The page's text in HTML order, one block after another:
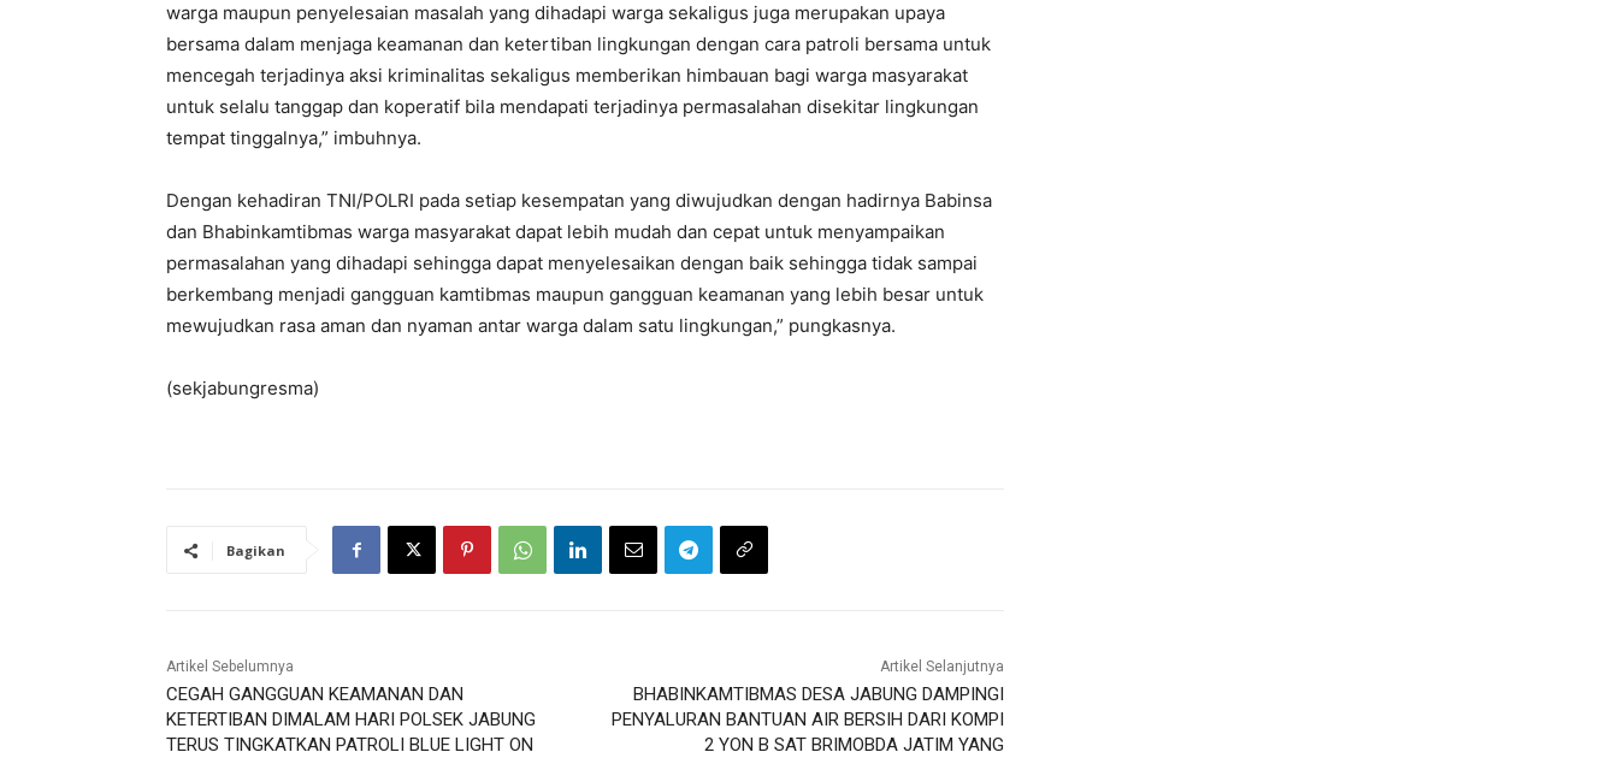
warga maupun penyelesaian masalah yang dihadapi warga sekaligus juga merupakan upaya
bersama dalam menjaga keamanan dan ketertiban lingkungan dengan cara patroli bersama untuk
mencegah terjadinya aksi kriminalitas sekaligus memberikan himbauan bagi warga masyarakat
untuk selalu tanggap dan koperatif bila mendapati terjadinya permasalahan disekitar lingkungan
tempat tinggalnya,” imbuhnya.
Dengan kehadiran TNI/POLRI pada setiap kesempatan yang diwujudkan dengan hadirnya Babinsa
dan Bhabinkamtibmas warga masyarakat dapat lebih mudah dan cepat untuk menyampaikan
permasalahan yang dihadapi sehingga dapat menyelesaikan dengan baik sehingga tidak sampai
berkembang menjadi gangguan kamtibmas maupun gangguan keamanan yang lebih besar untuk
mewujudkan rasa aman dan nyaman antar warga dalam satu lingkungan,” pungkasnya.
(sekjabungresma)
Bagikan
Artikel Sebelumnya
CEGAH GANGGUAN KEAMANAN DAN
KETERTIBAN DIMALAM HARI POLSEK JABUNG
TERUS TINGKATKAN PATROLI BLUE LIGHT ON
Artikel Selanjutnya
BHABINKAMTIBMAS DESA JABUNG DAMPINGI
PENYALURAN BANTUAN AIR BERSIH DARI KOMPI
2 YON B SAT BRIMOBDA JATIM YANG